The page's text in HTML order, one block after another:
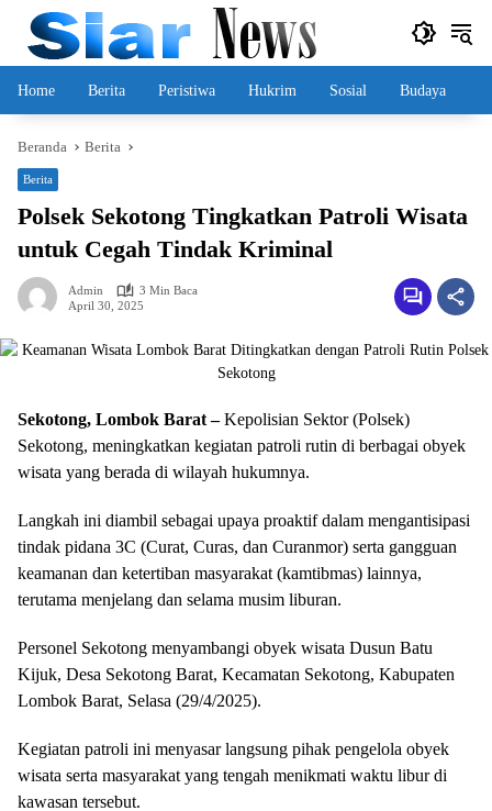
Langsung
konten
Home Berita Peristiwa Hukrim Sosial Budaya
Beranda Berita
Berita
Polsek Sekotong Tingkatkan Patroli Wisata
untuk Cegah Tindak Kriminal
Admin
3 Min Baca
April 30, 2025
Sekotong, Lombok Barat –Kepolisian Sektor (Polsek)
Sekotong, meningkatkan kegiatan patroli rutin di berbagai obyek
wisata yang berada di wilayah hukumnya.
Langkah ini diambil sebagai upaya proaktif dalam mengantisipasi
tindak pidana 3C (Curat, Curas, dan Curanmor) serta gangguan
keamanan dan ketertiban masyarakat (kamtibmas) lainnya,
terutama menjelang dan selama musim liburan.
Personel Sekotong menyambangi obyek wisata Dusun Batu
Kijuk, Desa Sekotong Barat, Kecamatan Sekotong, Kabupaten
Lombok Barat, Selasa (29/4/2025).
Kegiatan patroli ini menyasar langsung pihak pengelola obyek
wisata serta masyarakat yang tengah menikmati waktu libur di
kawasan tersebut.